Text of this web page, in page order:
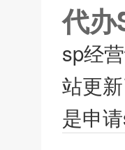
代办
sp经
站更
是申